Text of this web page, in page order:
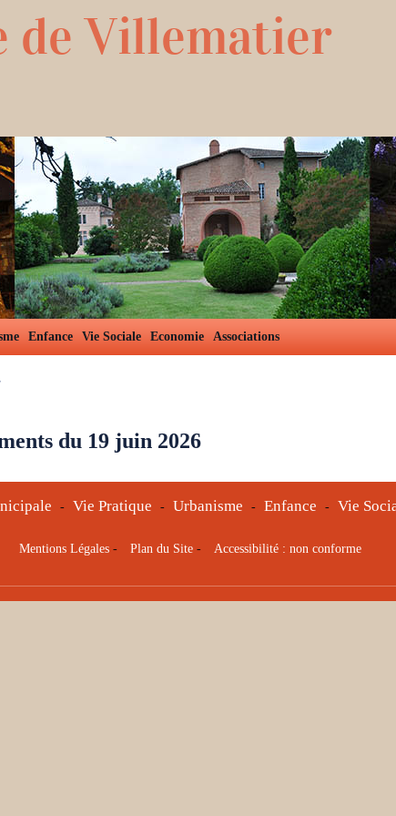
de Villematier
Enfance Vie Sociale Economie Associations
du 19 juin 2026
- Vie Pratique - Urbanisme - Enfance - Vie
Mentions Légales- Plan du Site- Accessibilité : non conforme